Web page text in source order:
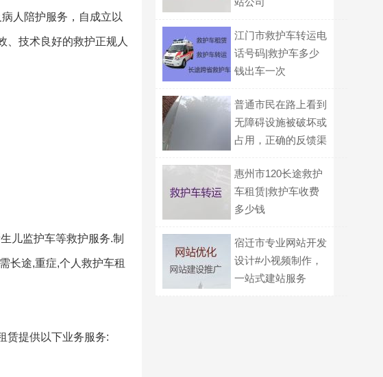
人陪护服务，自成立以
、技术良好的救护正规人
儿监护车等救护服务.制
长途,重症,个人救护车租
赁提供以下业务服务:
江门市救护车转运电
话号码|救护车多少
钱出车一次
普通市民在路上看到
无障碍设施被破坏或
占用，正确的反馈渠
惠州市120长途救护
车租赁|救护车收费
多少钱
宿迁市专业网站开发
设计#小视频制作，
一站式建站服务